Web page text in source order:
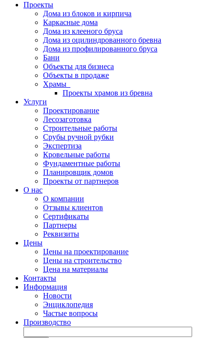
Проекты
Дома из блоков и кирпича
Каркасные дома
Дома из клееного бруса
Дома из оцилиндрованного бревна
Дома из профилированного бруса
Бани
Объекты для бизнеса
Объекты в продаже
Храмы
Проекты храмов из бревна
Услуги
Проектирование
Лесозаготовка
Строительные работы
Срубы ручной рубки
Экспертиза
Кровельные работы
Фундаментные работы
Планировщик домов
Проекты от партнеров
О нас
О компании
Отзывы клиентов
Сертификаты
Партнеры
Реквизиты
Цены
Цены на проектирование
Цены на строительство
Цена на материалы
Контакты
Информация
Новости
Энциклопедия
Частые вопросы
Производство